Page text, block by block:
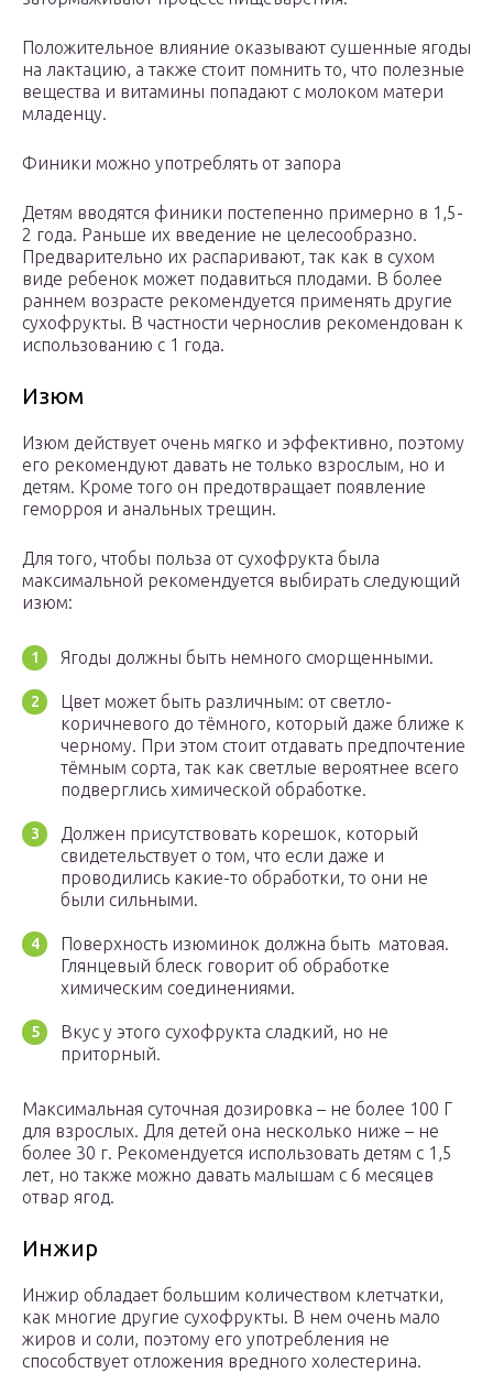
Положительное влияние оказывают сушенные ягоды
на лактацию, а также стоит помнить то, что полезные
вещества и витамины попадают с молоком матери
младенцу.
Финики можно употреблять от запора
Детям вводятся финики постепенно примерно в 1,5-
2 года. Раньше их введение не целесообразно.
Предварительно их распаривают, так как в сухом
виде ребенок может подавиться плодами. В более
раннем возрасте рекомендуется применять другие
сухофрукты. В частности чернослив рекомендован к
использованию с 1 года.
Изюм
Изюм действует очень мягко и эффективно, поэтому
его рекомендуют давать не только взрослым, но и
детям. Кроме того он предотвращает появление
геморроя и анальных трещин.
Для того, чтобы польза от сухофрукта была
максимальной рекомендуется выбирать следующий
изюм:
Ягоды должны быть немного сморщенными.
Цвет может быть различным: от светло-
коричневого до тёмного, который даже ближе к
черному. При этом стоит отдавать предпочтение
тёмным сорта, так как светлые вероятнее всего
подверглись химической обработке.
Должен присутствовать корешок, который
свидетельствует о том, что если даже и
проводились какие-то обработки, то они не
были сильными.
Поверхность изюминок должна быть матовая.
Глянцевый блеск говорит об обработке
химическим соединениями.
Вкус у этого сухофрукта сладкий, но не
приторный.
Максимальная суточная дозировка – не более 100 Г
для взрослых. Для детей она несколько ниже – не
более 30 г. Рекомендуется использовать детям с 1,5
лет, но также можно давать малышам с 6 месяцев
отвар ягод.
Инжир
Инжир обладает большим количеством клетчатки,
как многие другие сухофрукты. В нем очень мало
жиров и соли, поэтому его употребления не
способствует отложения вредного холестерина.